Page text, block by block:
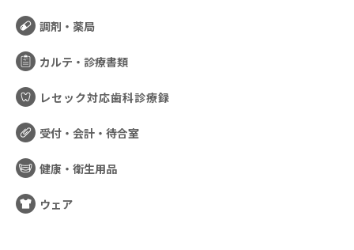
調剤・薬局
カルテ・診療書類
レセック対応歯科診療録
受付・会計・待合室
健康・衛生用品
ウェア